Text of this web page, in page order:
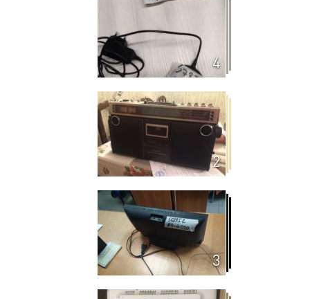
4
2
3